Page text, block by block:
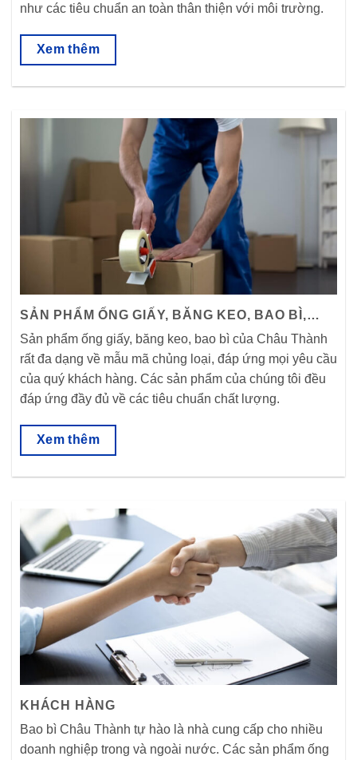
như các tiêu chuẩn an toàn thân thiện với môi trường.
Xem thêm
SẢN PHẨM ỐNG GIẤY, BĂNG KEO, BAO BÌ,…
Sản phẩm ống giấy, băng keo, bao bì của Châu Thành
rất đa dạng về mẫu mã chủng loại, đáp ứng mọi yêu cầu
của quý khách hàng. Các sản phẩm của chúng tôi đều
đáp ứng đầy đủ về các tiêu chuẩn chất lượng.
Xem thêm
KHÁCH HÀNG
Bao bì Châu Thành tự hào là nhà cung cấp cho nhiều
doanh nghiệp trong và ngoài nước. Các sản phẩm ống